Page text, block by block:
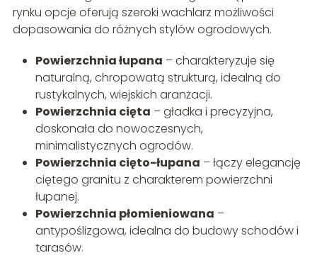
rynku opcje oferują szeroki wachlarz możliwości
dopasowania do różnych stylów ogrodowych.
Powierzchnia łupana – charakteryzuje się
naturalną, chropowatą strukturą, idealną do
rustykalnych, wiejskich aranżacji.
Powierzchnia cięta – gładka i precyzyjna,
doskonała do nowoczesnych,
minimalistycznych ogrodów.
Powierzchnia cięto-łupana – łączy elegancję
ciętego granitu z charakterem powierzchni
łupanej.
Powierzchnia płomieniowana –
antypoślizgowa, idealna do budowy schodów i
tarasów.